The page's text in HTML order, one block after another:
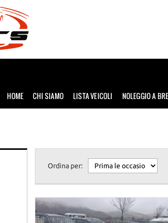
HOME CHI SIAMO LISTA VEICOLI NOLEGGIO A
Ordina per: